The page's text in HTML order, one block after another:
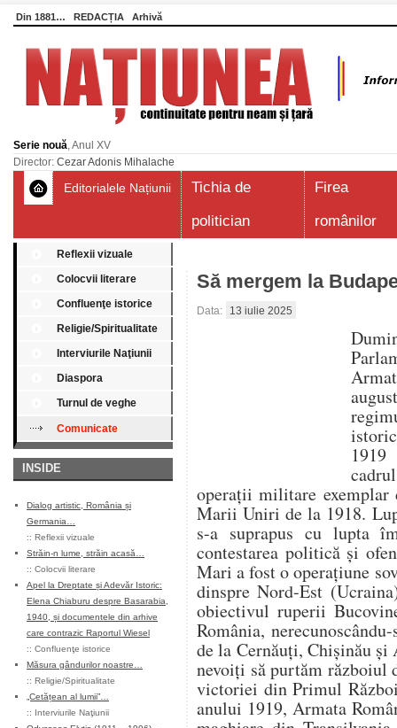
Din 1881… REDACȚIA Arhivă
Serie nouă, Anul XV
Director: Cezar Adonis Mihalache
Editorialele Națiunii
Tichia de
politician
Firea
românilor
Reflexii vizuale
Colocvii literare
Confluenţe istorice
Religie/Spiritualitate
Interviurile Naţiunii
Diaspora
Turnul de veghe
Comunicate
INSIDE
Dialog artistic, România și
Germania…
:: Reflexii vizuale
Străin-n lume, străin acasă…
:: Colocvii literare
Apel la Dreptate și Adevăr Istoric:
Elena Chiaburu despre Basarabia,
1940, și documentele din arhive
care contrazic Raportul Wiesel
:: Confluenţe istorice
Măsura gândurilor noastre…
:: Religie/Spiritualitate
„Cetățean al lumii”…
:: Interviurile Naţiunii
Să mergem la
Data: 13 iulie 2025
operații militare
Marii Uniri de la 1918.
s-a suprapus cu lupta
contestarea politică și
Mari a fost o operațiune
dinspre Nord-Est
obiectivul ruperii
România,
de la Cernăuți, Chișinău
nevoiți să purtăm războiul
victoriei din Primul
anului 1919, Armata